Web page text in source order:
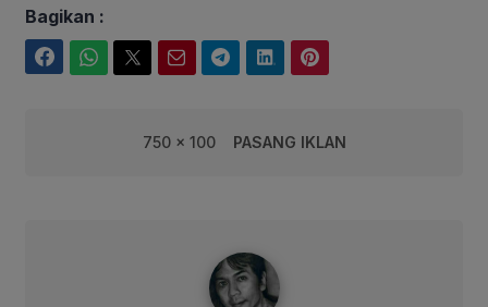
Bagikan :
750 x 100 PASANG IKLAN